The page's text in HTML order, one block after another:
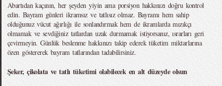
Abartıdan kaçının, her şeyden yiyin ama porsiyon hakkınızı doğru kontrol
edin. Bayram günleri ikramsız ve tatlısız olmaz. Bayramı hem sahip
olduğunuz vücut ağırlığı ile sonlandırmak hem de ikramlarda mızıkçı
olmamak ve sevdiğiniz tatlardan uzak durmamak istiyorsanız, ısrarları geri
çevirmeyin. Günlük beslenme hakkınızı takip ederek tüketim miktarlarına
özen göstererek bayram tatlarından tadabilirsiniz.
Şeker, çikolata ve tatlı tüketimi olabilecek en alt düzeyde olsun